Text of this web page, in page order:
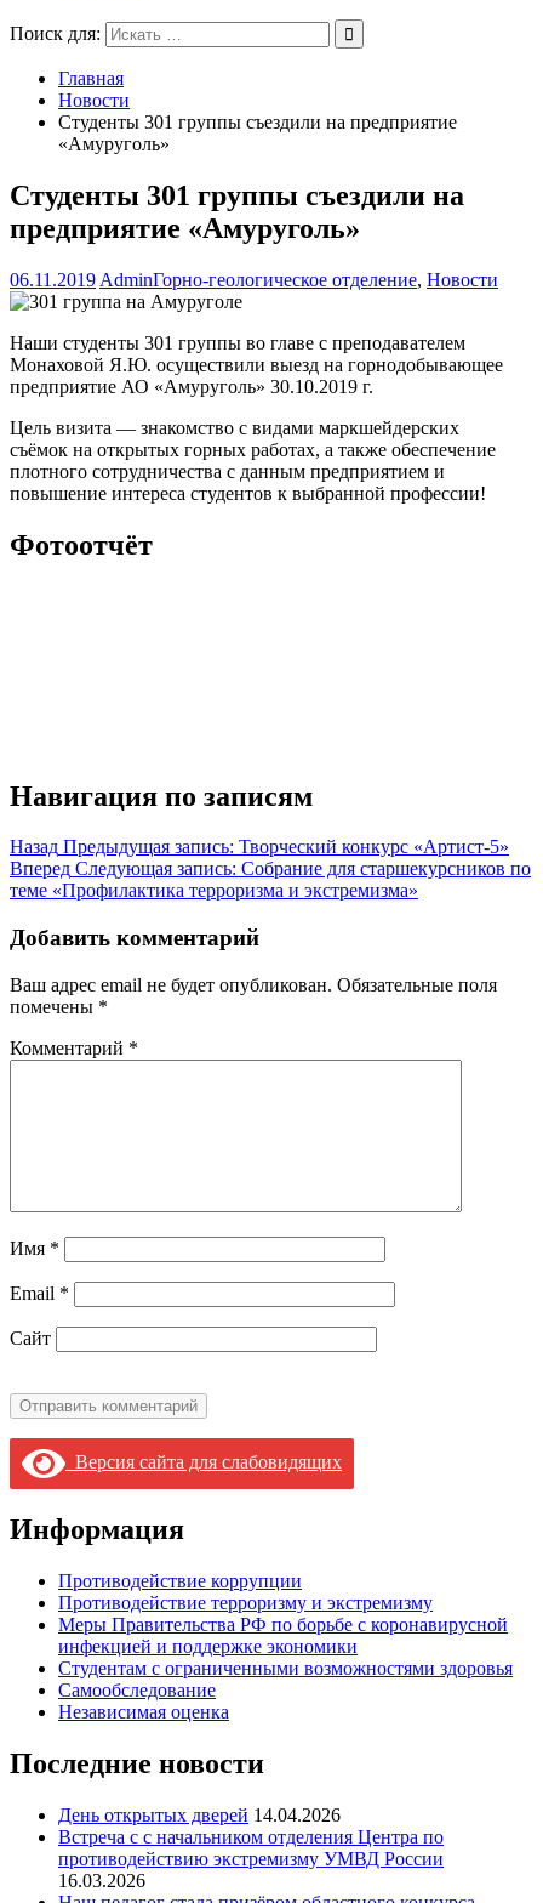
Поиск для:
Главная
Новости
Студенты 301 группы съездили на предприятие
«Амуруголь»
Студенты 301 группы съездили на
предприятие «Амуруголь»
06.11.2019 AdminГорно-геологическое отделение, Новости
Наши студенты 301 группы во главе с преподавателем
Монаховой Я.Ю. осуществили выезд на горнодобывающее
предприятие АО «Амуруголь» 30.10.2019 г.
Цель визита — знакомство с видами маркшейдерских
съёмок на открытых горных работах, а также обеспечение
плотного сотрудничества с данным предприятием и
повышение интереса студентов к выбранной профессии!
Фотоотчёт
Навигация по записям
Назад Предыдущая запись: Творческий конкурс «Артист-5»
Вперед Следующая запись: Собрание для старшекурсников по
теме «Профилактика терроризма и экстремизма»
Добавить комментарий
Ваш адрес email не будет опубликован. Обязательные поля
помечены *
Комментарий *
Имя *
Email *
Сайт
Версия сайта для слабовидящих
Информация
Противодействие коррупции
Противодействие терроризму и экстремизму
Меры Правительства РФ по борьбе с коронавирусной
инфекцией и поддержке экономики
Студентам с ограниченными возможностями здоровья
Самообследование
Независимая оценка
Последние новости
День открытых дверей 14.04.2026
Встреча с с начальником отделения Центра по
противодействию экстремизму УМВД России
16.03.2026